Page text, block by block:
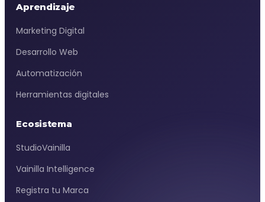
Aprendizaje
Marketing Digital
Desarrollo Web
Automatización
Herramientas digitales
Ecosistema
StudioVainilla
Vainilla Intelligence
Registra tu Marca